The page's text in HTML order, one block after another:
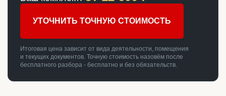
УТОЧНИТЬ ТОЧНУЮ СТОИМОСТЬ
Итоговая цена зависит от вида деятельности, помещения
и текущих документов. Точную стоимость назовём после
бесплатного разбора - бесплатно и без обязательств.